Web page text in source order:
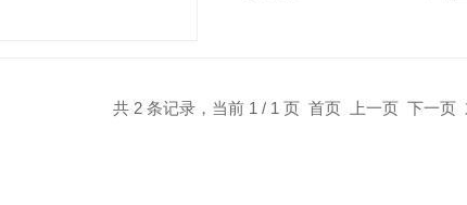
共 2 条记录，当前 1 / 1 页 首页 上一页 下一页